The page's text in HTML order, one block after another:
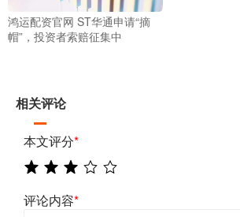
鸿运配资官网 ST华通申请“摘
帽”，投资者索赔征集中
相关评论
本文评分*
评论内容*